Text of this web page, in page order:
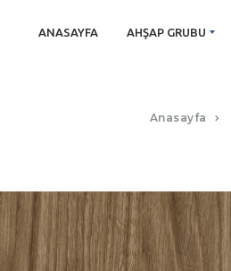
ANASAYFA AHŞAP GRUBU
Anasayfa